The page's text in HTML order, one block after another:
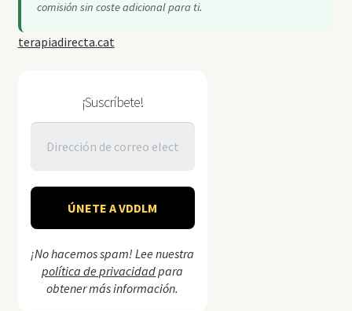
comisión sin coste adicional para ti.
terapiadirecta.cat
¡Suscríbete!
¡No hacemos spam! Lee nuestra
política de privacidadpara
obtener más información.